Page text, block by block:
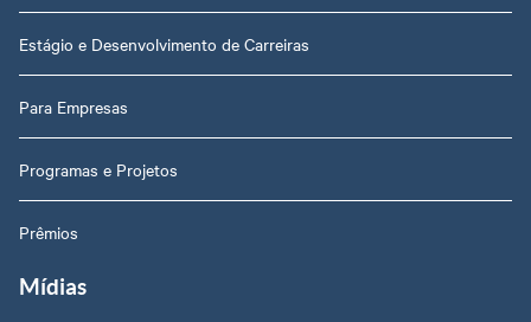
Estágio e Desenvolvimento de Carreiras
Para Empresas
Programas e Projetos
Prêmios
Mídias